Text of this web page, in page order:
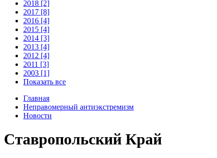
2018 [2]
2017 [8]
2016 [4]
2015 [4]
2014 [3]
2013 [4]
2012 [4]
2011 [3]
2003 [1]
Показать все
Главная
Неправомерный антиэкстремизм
Новости
Ставропольский Край